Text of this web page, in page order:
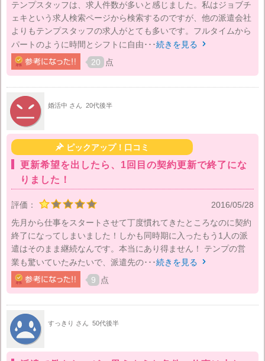
テンプスタッフは、求人件数が多いと感じました。私はジョブチ
ェキという求人検索ページから検索するのですが、他の派遣会社
よりもテンプスタッフの求人がとても多いです。フルタイムから
パートのように時間とシフトに自由･･･続きを見る 
20 点
婚活中 さん 20代後半
ピックアップ！口コミ
更新希望を出したら、1回目の契約更新で終了にな
りました！
評価：
2016/05/28
先月から仕事をスタートさせて丁度慣れてきたところなのに契約
終了になってしまいました！しかも同時期に入ったもう1人の派
遣はそのまま継続なんです。本当にあり得ません！ テンプの営
業も驚いていたみたいで、派遣先の･･･続きを見る 
9 点
すっきり さん 50代後半